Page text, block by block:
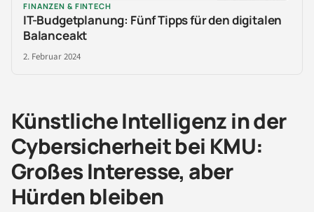
FINANZEN & FINTECH
IT-Budgetplanung: Fünf Tipps für den digitalen
Balanceakt
2. Februar 2024
Künstliche Intelligenz in der
Cybersicherheit bei KMU:
Großes Interesse, aber
Hürden bleiben